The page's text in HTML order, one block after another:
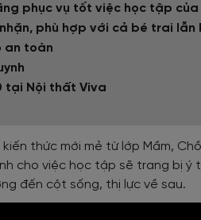
phục vụ tốt việc học tập của
phù hợp với cả bé trai lẫn
an toàn
tại Nội thất Viva
thức mới mẻ từ lớp Mầm,
cho việc học tập sẽ trang bị ý
đến cột sống, thị lực về sau.